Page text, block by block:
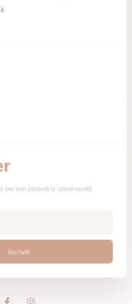
per non perderti le ultime novità.
Iscriviti